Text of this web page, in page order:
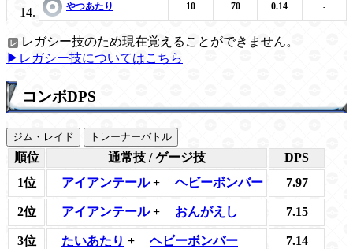
やつあたり 10 70 0.14 -
レガシー技のため現在覚えることができません。
▶レガシー技についてはこちら
コンボDPS
ジム・レイド トレーナーバトル
順位 通常技 / ゲージ技
DPS
1位
アイアンテール+ ヘビーボンバー 7.97
2位 アイアンテール+ おんがえし 7.15
3位 たいあたり + ヘビーボンバー 7.14